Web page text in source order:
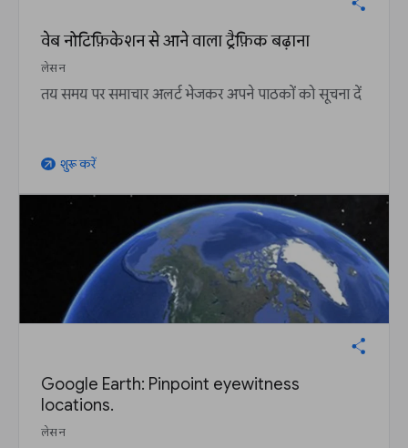
वेब नोटिफ़िकेशन से आने वाला ट्रैफ़िक बढ़ाना
लेसन
तय समय पर समाचार अलर्ट भेजकर अपने पाठकों को सूचना दें
arrow_outward शुरू करें
Google Earth: Pinpoint eyewitness
locations.
लेसन